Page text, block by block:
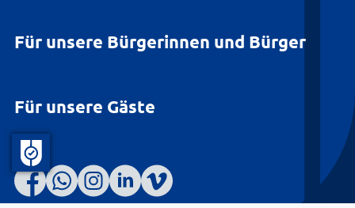
Für unsere Bürgerinnen und Bürger
Für unsere Gäste